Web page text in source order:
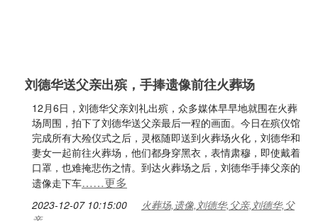
刘德华送父亲出殡，手捧遗像前往火葬场
12月6日，刘德华父亲刘礼出殡，众多媒体早早地就围在火葬
场周围，拍下了刘德华送父亲最后一程的画面。今日在殡仪馆
完成所有大殓仪式之后，灵柩随即送到火葬场火化，刘德华和
妻女一起前往火葬场，他们都身穿黑衣，表情肃穆，即使戴着
口罩，也难掩悲伤之情。到达火葬场之后，刘德华手捧父亲的
遗像走下车……更多
2023-12-07 10:15:00
火葬场,遗像,刘德华,父亲,刘德华,父